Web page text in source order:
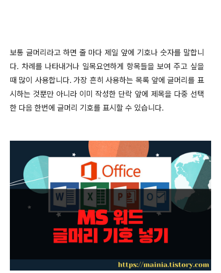
보통 글머리라고 하면 줄 마다 제일 앞에 기호나 숫자를 말합니
다. 차례를 나타내거나 일목요연하게 항목들을 보여 주고 싶을
때 많이 사용합니다.가장 흔히 사용하는 목록 앞에 글머리를 표
시하는 것뿐만 아니라 이미 작성한 단락 앞에 제목을 다중 선택
한 다음 한번에 글머리 기호를 표시할 수 있습니다.